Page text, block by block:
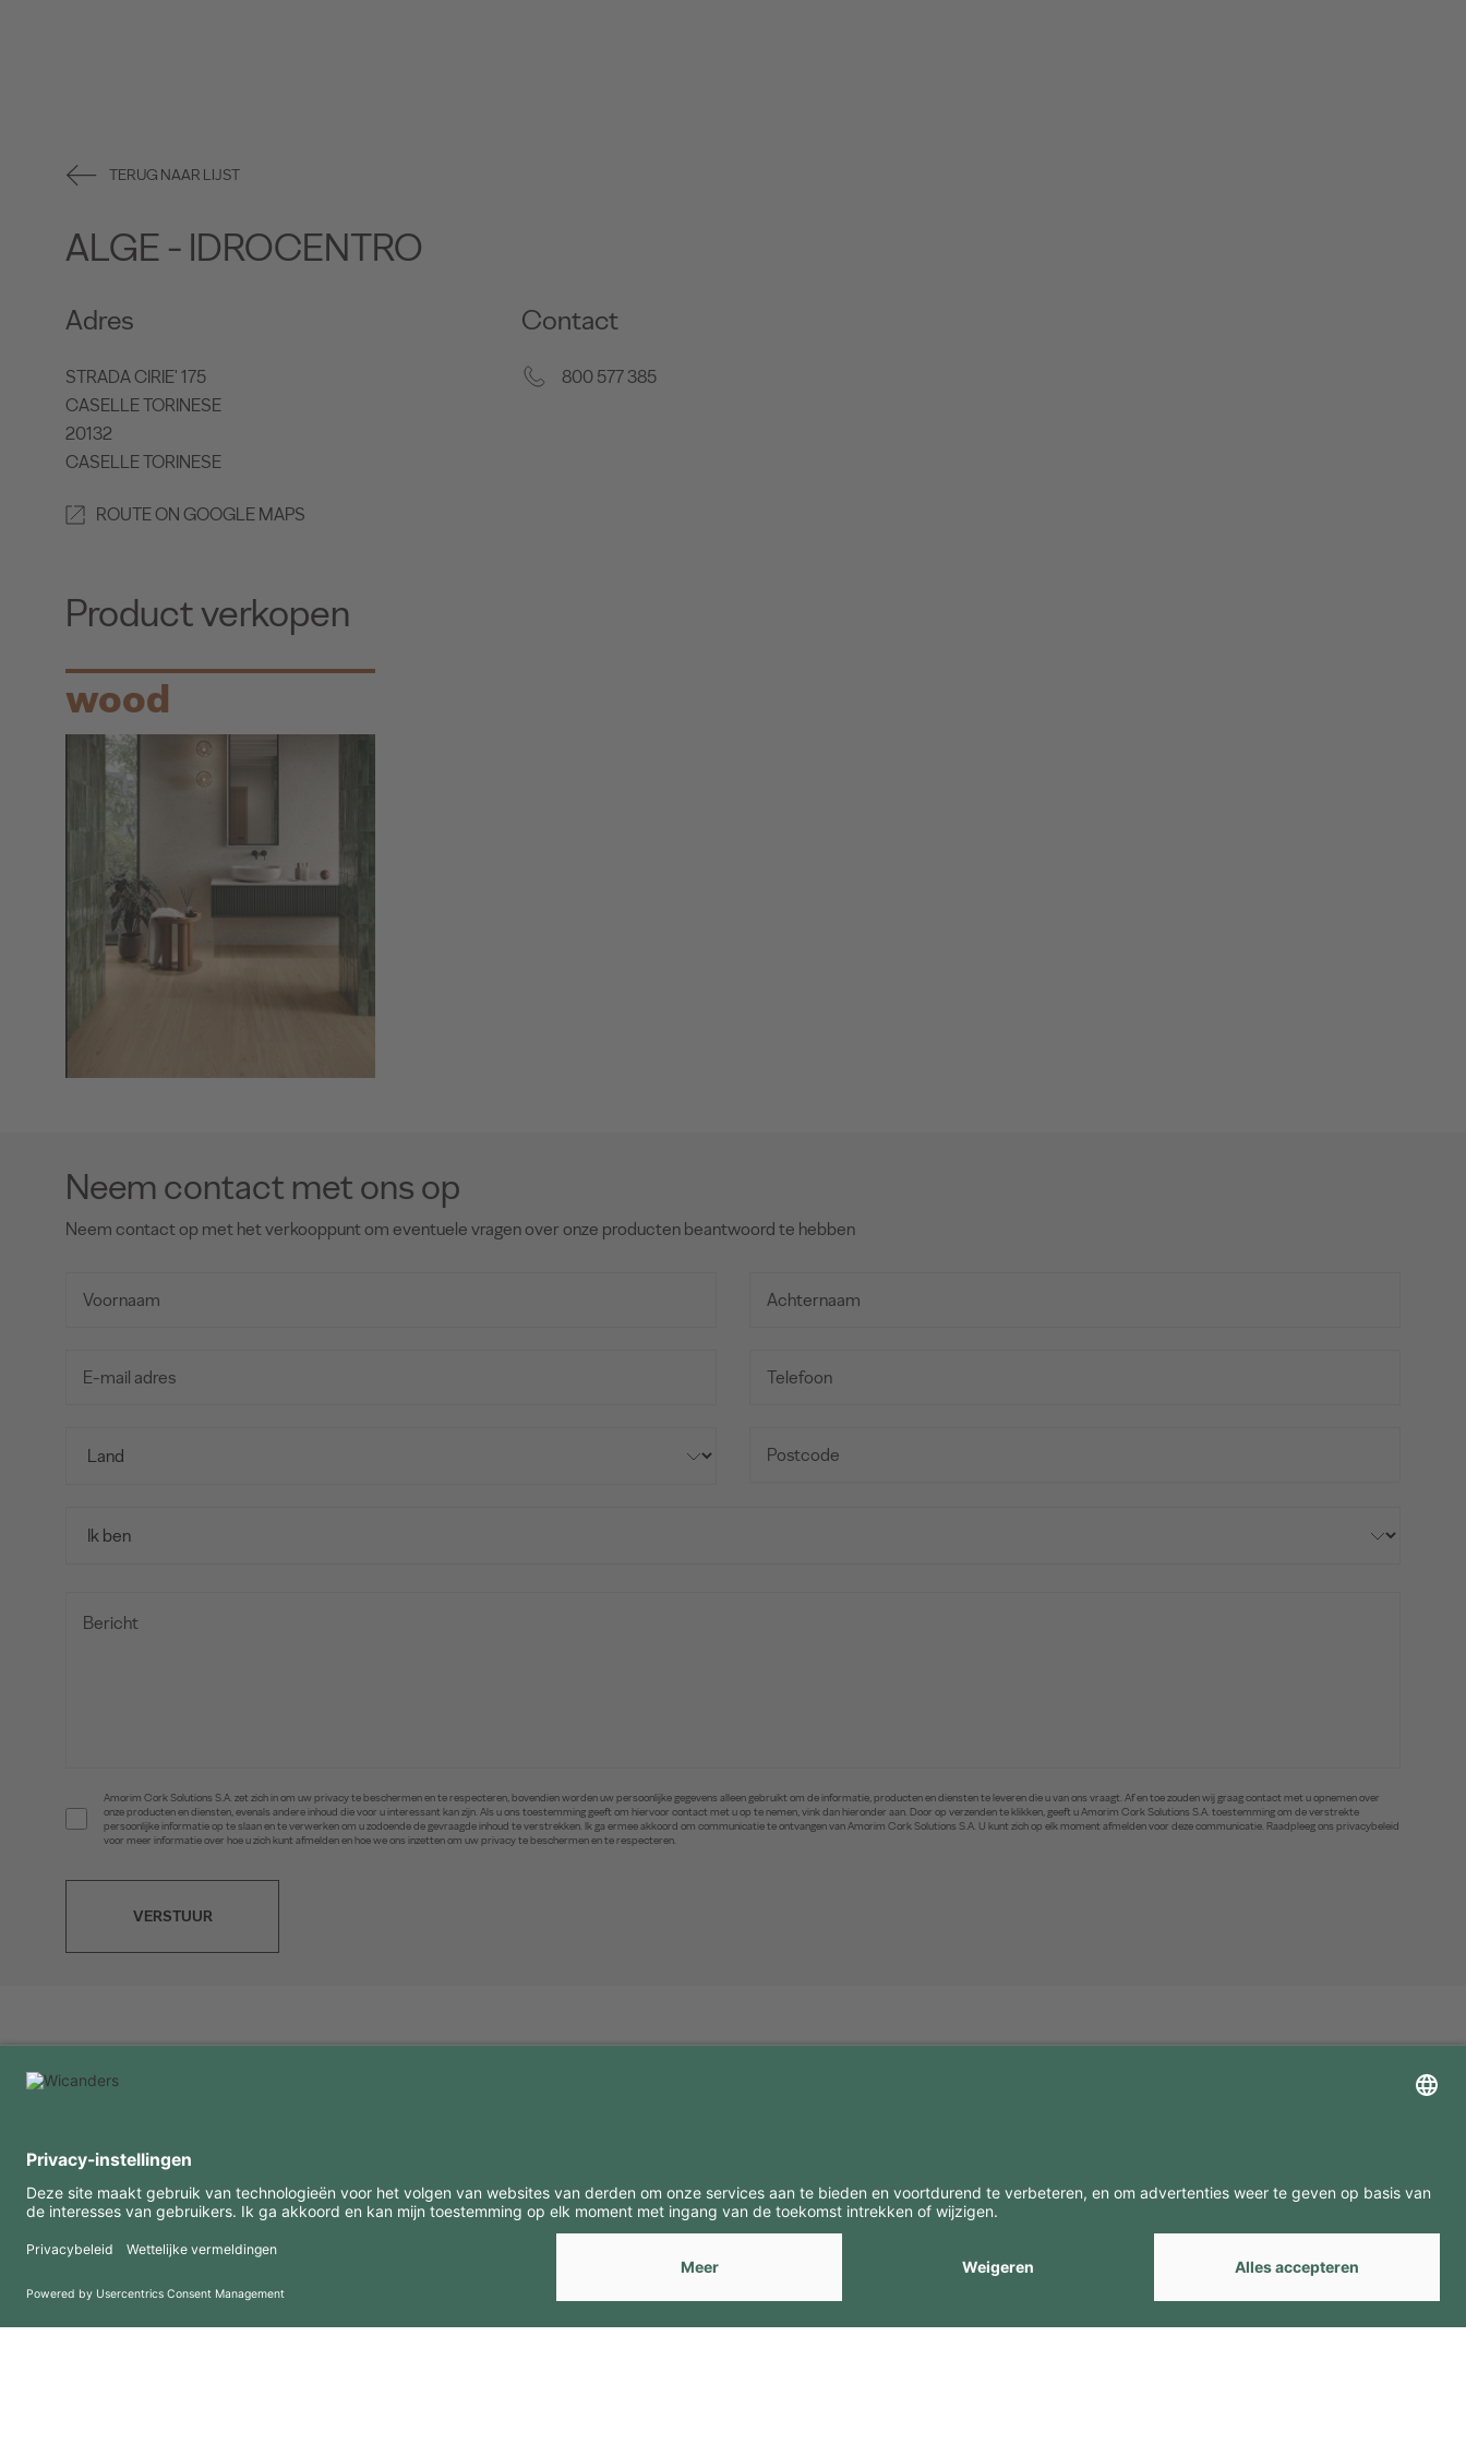
TERUG NAAR LIJST
ALGE - IDROCENTRO
Adres
STRADA CIRIE' 175
CASELLE TORINESE
20132
CASELLE TORINESE
ROUTE ON GOOGLE MAPS
Contact
800 577 385
Product verkopen
wood
Neem contact met ons op
Neem contact op met het verkooppunt om eventuele vragen over onze producten beantwoord te hebben
Amorim Cork Solutions S.A. zet zich in om uw privacy te beschermen en te respecteren, bovendien worden uw persoonlijke gegevens alleen gebruikt om de informatie, producten en diensten te leveren die u van ons vraagt. Af en toe zouden wij graag contact met u opnemen over
onze producten en diensten, evenals andere inhoud die voor u interessant kan zijn. Als u ons toestemming geeft om hiervoor contact met u op te nemen, vink dan hieronder aan. Door op verzenden te klikken, geeft u Amorim Cork Solutions S.A. toestemming om de verstrekte
persoonlijke informatie op te slaan en te verwerken om u zodoende de gevraagde inhoud te verstrekken. Ik ga ermee akkoord om communicatie te ontvangen van Amorim Cork Solutions S.A. U kunt zich op elk moment afmelden voor deze communicatie. Raadpleeg ons privacybeleid
voor meer informatie over hoe u zich kunt afmelden en hoe we ons inzetten om uw privacy te beschermen en te respecteren.
VERSTUUR
FAQ
Gebruiksvoorwaarden
Privacybeleid
Downloads
Copyright 2026 © Amorim Cork Solutions. All rights reserved. byWebcomum